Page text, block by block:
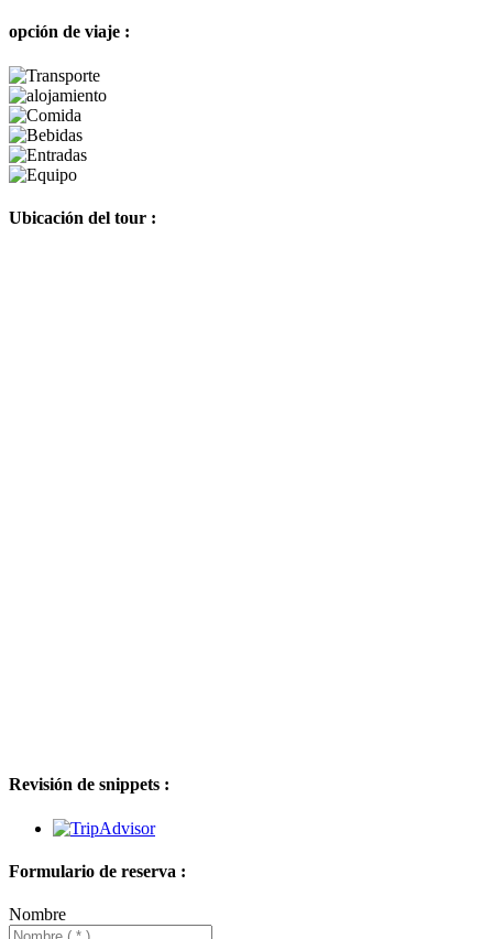
opción de viaje :
Ubicación del tour :
Revisión de snippets :
Formulario de reserva :
Nombre